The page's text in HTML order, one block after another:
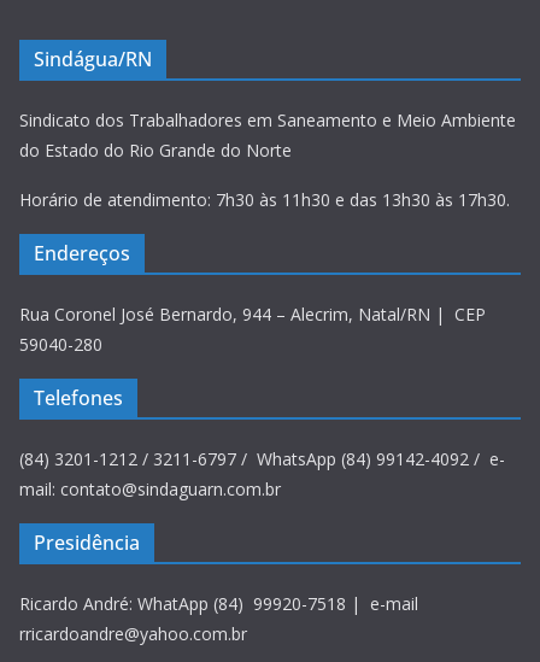
Sindágua/RN
Sindicato dos Trabalhadores em Saneamento e Meio Ambiente
do Estado do Rio Grande do Norte
Horário de atendimento: 7h30 às 11h30 e das 13h30 às 17h30.
Endereços
Rua Coronel José Bernardo, 944 – Alecrim, Natal/RN | CEP
59040-280
Telefones
(84) 3201-1212 / 3211-6797 / WhatsApp (84) 99142-4092 / e-
mail: contato@sindaguarn.com.br
Presidência
Ricardo André: WhatApp (84) 99920-7518 | e-mail
rricardoandre@yahoo.com.br